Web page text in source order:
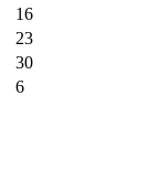
16
23
30
6